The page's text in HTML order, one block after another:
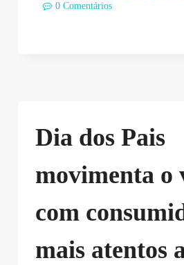
0 Comentários
Dia dos Pais
movimenta o
com
mais atentos